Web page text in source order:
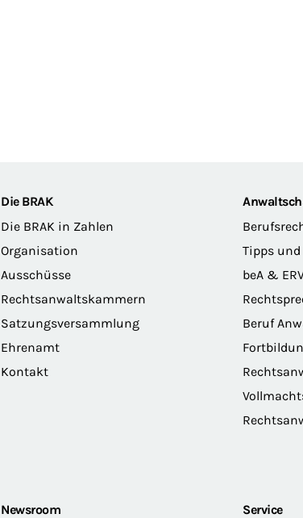
Die BRAK
Die BRAK in Zahlen
Organisation
Ausschüsse
Rechtsanwaltskammern
Satzungsversammlung
Ehrenamt
Kontakt
Tipps
beA &
Beruf
Newsroom Service